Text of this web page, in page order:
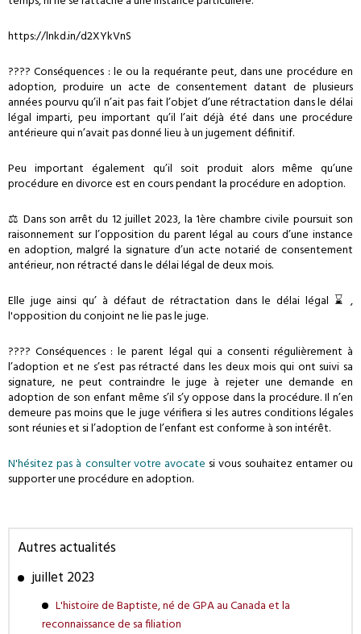
https://lnkd.in/d2XYkVnS
???? Conséquences : le ou la requérante peut, dans une procédure en
adoption, produire un acte de consentement datant de plusieurs
années pourvu qu’il n’ait pas fait l’objet d’une rétractation dans le délai
légal imparti, peu important qu’il l’ait déjà été dans une procédure
antérieure qui n’avait pas donné lieu à un jugement définitif.
Peu important également qu’il soit produit alors même qu’une
procédure en divorce est en cours pendant la procédure en adoption.
⚖ Dans son arrêt du 12 juillet 2023, la 1ère chambre civile poursuit son
raisonnement sur l’opposition du parent légal au cours d’une instance
en adoption, malgré la signature d’un acte notarié de consentement
antérieur, non rétracté dans le délai légal de deux mois.
Elle juge ainsi qu’ à défaut de rétractation dans le délai légal ⌛ ,
l'opposition du conjoint ne lie pas le juge.
???? Conséquences : le parent légal qui a consenti régulièrement à
l’adoption et ne s’est pas rétracté dans les deux mois qui ont suivi sa
signature, ne peut contraindre le juge à rejeter une demande en
adoption de son enfant même s’il s’y oppose dans la procédure. Il n’en
demeure pas moins que le juge vérifiera si les autres conditions légales
sont réunies et si l’adoption de l’enfant est conforme à son intérêt.
N'hésitez pas à consulter votre avocate si vous souhaitez entamer ou
supporter une procédure en adoption.
Autres actualités
juillet 2023
L'histoire de Baptiste, né de GPA au Canada et la
reconnaissance de sa filiation